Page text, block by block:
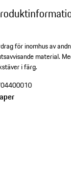
för inomhus av
material.
i färg.